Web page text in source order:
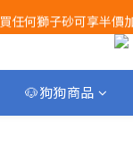
Airbuggy 全線現貨8折
買任何獅子砂可享半價
Airbuggy 全線現貨8折
🐶狗狗商品